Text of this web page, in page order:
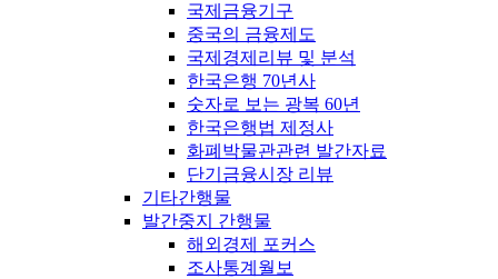
국제금융기구
중국의 금융제도
국제경제리뷰 및 분석
한국은행 70년사
숫자로 보는 광복 60년
한국은행법 제정사
화폐박물관관련 발간자료
단기금융시장 리뷰
기타간행물
발간중지 간행물
해외경제 포커스
조사통계월보